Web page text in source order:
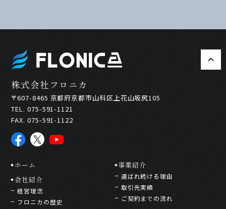
株式会社フロニカ
〒607-8465 京都府京都市山科区上花山坂尻105
TEL. 075-591-1121
FAX. 075-591-1122
ホーム
会社紹介
経営理念
フロニカの歴史
事業紹介
選ばれ続ける理由
取引先実績
ご契約までの流れ